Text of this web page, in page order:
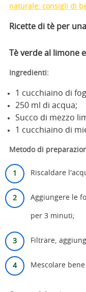
naturale: consigli di
Ricette di tè per
Tè verde al limone
Ingredienti:
1 cucchiaino di
250 ml di acqua;
Succo di mezzo
1 cucchiaino di
Metodo di
Riscaldare
Aggiungere le
per 3 minuti;
Filtrare,
Mescolare